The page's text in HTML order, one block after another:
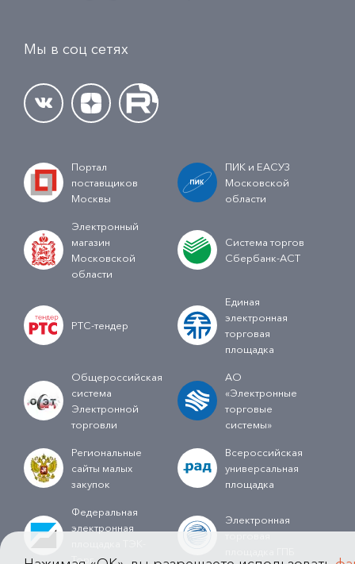
Мы в соц сетях
Портал
поставщиков
Москвы
ПИК и ЕАСУЗ
Московской
области
Электронный
магазин
Московской
области
Система торгов
Сбербанк-АСТ
РТС-тендер
Единая
электронная
торговая
площадка
Общероссийская
система
Электронной
торговли
АО
«Электронные
торговые
системы»
Региональные
сайты малых
закупок
Всероссийская
универсальная
площадка
Федеральная
электронная
Торг
Электронная
торговая